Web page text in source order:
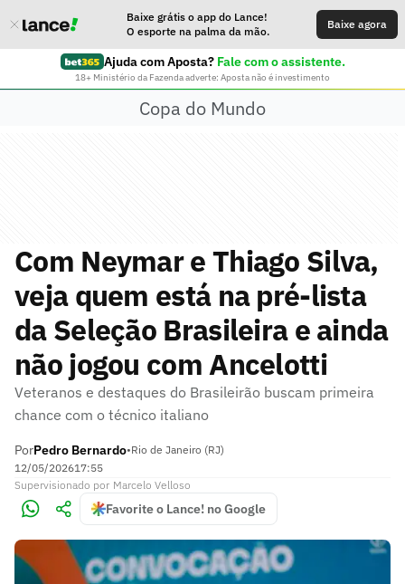
Baixe grátis o app do Lance!
O esporte na palma da mão.
Baixe agora
Ajuda com Aposta? Fale com o assistente.
18+ Ministério da Fazenda adverte: Aposta não é investimento
Copa do Mundo
Com Neymar e Thiago Silva,
veja quem está na pré-lista
da Seleção Brasileira e ainda
não jogou com Ancelotti
Veteranos e destaques do Brasileirão buscam primeira
chance com o técnico italiano
PorPedro Bernardo•Rio de Janeiro (RJ)
12/05/202617:55
Supervisionado por Marcelo Velloso
Favorite o Lance! no Google